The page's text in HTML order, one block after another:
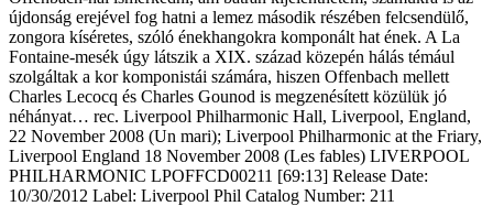
újdonság erejével fog hatni a lemez második részében felcsendülő,
zongora kíséretes, szóló énekhangokra komponált hat ének. A La
Fontaine-mesék úgy látszik a XIX. század közepén hálás témául
szolgáltak a kor komponistái számára, hiszen Offenbach mellett
Charles Lecocq és Charles Gounod is megzenésített közülük jó
néhányat… rec. Liverpool Philharmonic Hall, Liverpool, England,
22 November 2008 (Un mari); Liverpool Philharmonic at the Friary,
Liverpool England 18 November 2008 (Les fables) LIVERPOOL
PHILHARMONIC LPOFFCD00211 [69:13] Release Date:
10/30/2012 Label: Liverpool Phil Catalog Number: 211